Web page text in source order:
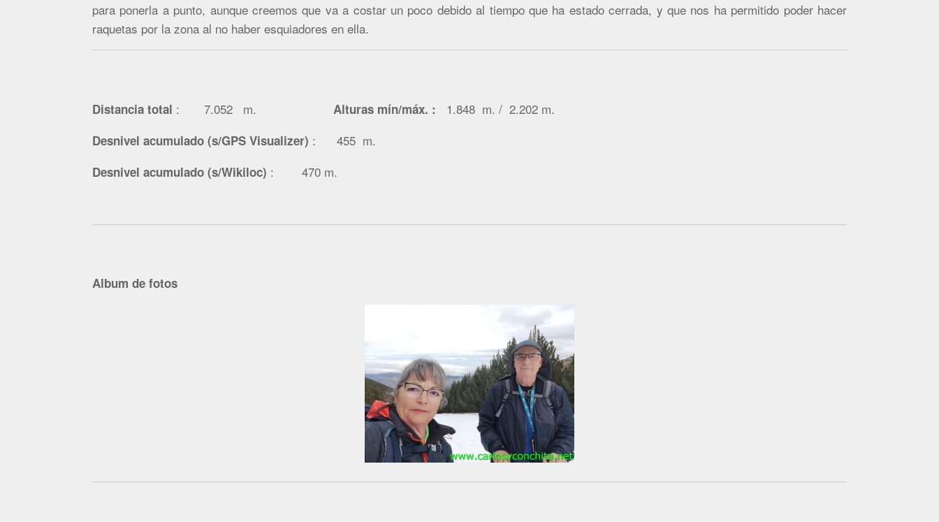
para ponerla a punto, aunque creemos que va a costar un poco debido al tiempo que ha estado cerrada, y que nos ha permitido poder hacer
raquetas por la zona al no haber esquiadores en ella.
Distancia total : 7.052 m. Alturas mín/máx. : 1.848 m. / 2.202 m.
Desnivel acumulado (s/GPS Visualizer) : 455 m.
Desnivel acumulado (s/Wikiloc) : 470 m.
Album de fotos